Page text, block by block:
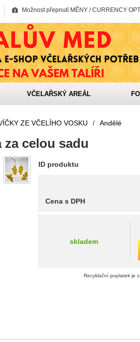
Možnost přepnutí MĚNY / CURRENCY
VČELAŘSKÝ AREÁL
ZE VČELÍHO VOSKU / Andělé
za celou sadu
ID produktu
Cena s DPH
skladem
Recyklační poplatek je